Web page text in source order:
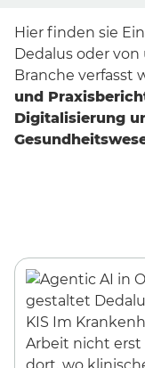
Hier finden sie
Dedalus oder
Branche verfasst
und
Digitalisierung